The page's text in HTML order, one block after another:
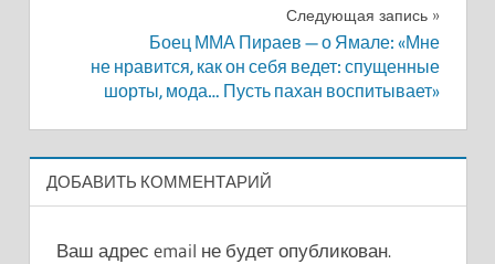
Следующая запись
Боец ММА Пираев — о Ямале: «Мне
не нравится, как он себя ведет: спущенные
шорты, мода… Пусть пахан воспитывает»
ДОБАВИТЬ КОММЕНТАРИЙ
Ваш адрес email не будет опубликован.